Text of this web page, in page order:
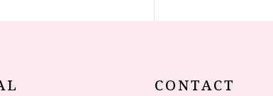
CONTACT